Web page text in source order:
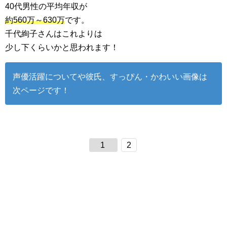
40代男性の平均年収が
約560万～630万です。
千代絢子さんはこれよりは
少し下くらいかと思われます！
声優活躍についてや彼氏、すっぴん・かわいい画像は
次ページです！
1 2